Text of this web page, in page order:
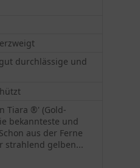
durchlässige und
Tiara ®' (Gold-
bekannteste und
aus der Ferne
strahlend gelben...